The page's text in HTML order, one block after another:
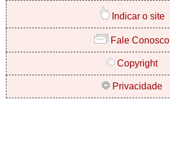
Indicar o site
Fale Conosco
Copyright
Privacidade